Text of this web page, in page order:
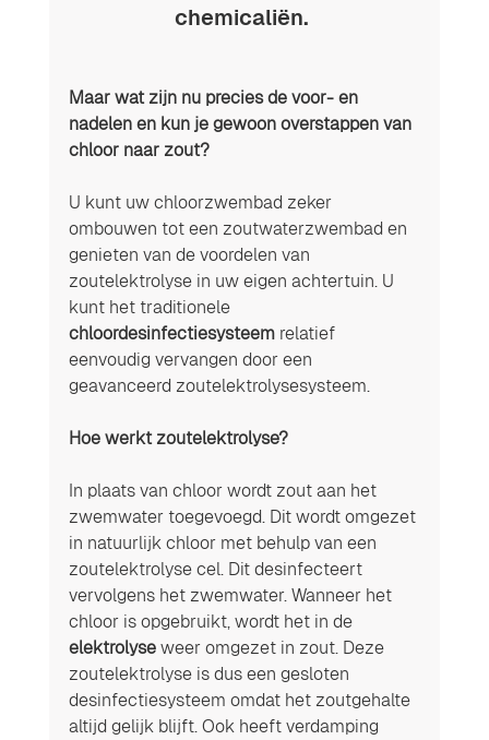
chemicaliën.
Maar wat zijn nu precies de voor- en
nadelen en kun je gewoon overstappen van
chloor naar zout?
U kunt uw chloorzwembad zeker
ombouwen tot een zoutwaterzwembad en
genieten van de voordelen van
zoutelektrolyse in uw eigen achtertuin. U
kunt het traditionele
chloordesinfectiesysteem relatief
eenvoudig vervangen door een
geavanceerd zoutelektrolysesysteem.
Hoe werkt zoutelektrolyse?
In plaats van chloor wordt zout aan het
zwemwater toegevoegd. Dit wordt omgezet
in natuurlijk chloor met behulp van een
zoutelektrolyse cel. Dit desinfecteert
vervolgens het zwemwater. Wanneer het
chloor is opgebruikt, wordt het in de
elektrolyse weer omgezet in zout. Deze
zoutelektrolyse is dus een gesloten
desinfectiesysteem omdat het zoutgehalte
altijd gelijk blijft. Ook heeft verdamping